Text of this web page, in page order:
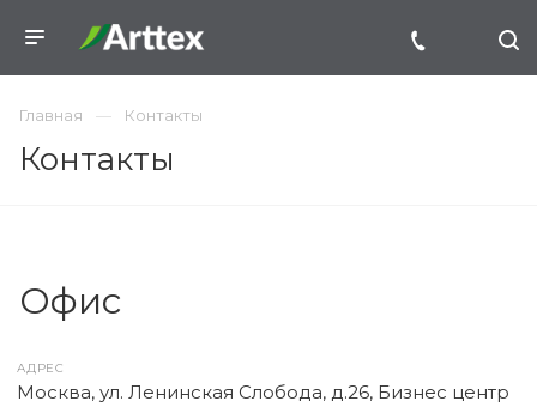
Главная Контакты
Контакты
Офис
АДРЕС
Москва, ул. Ленинская Слобода, д.26, Бизнес центр